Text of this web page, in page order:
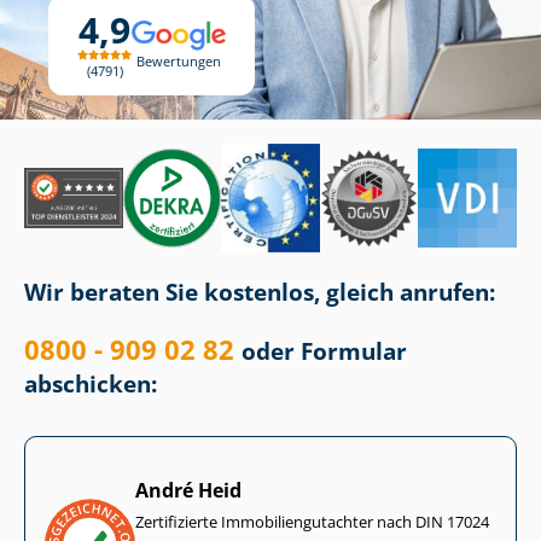
4,9
4791
Bewertungen
Wir beraten Sie kostenlos, gleich anrufen:
0800 - 909 02 82 oder Formular
abschicken:
André Heid
Zertifizierte Im­mo­bi­li­en­gut­ach­ter nach DIN 17024